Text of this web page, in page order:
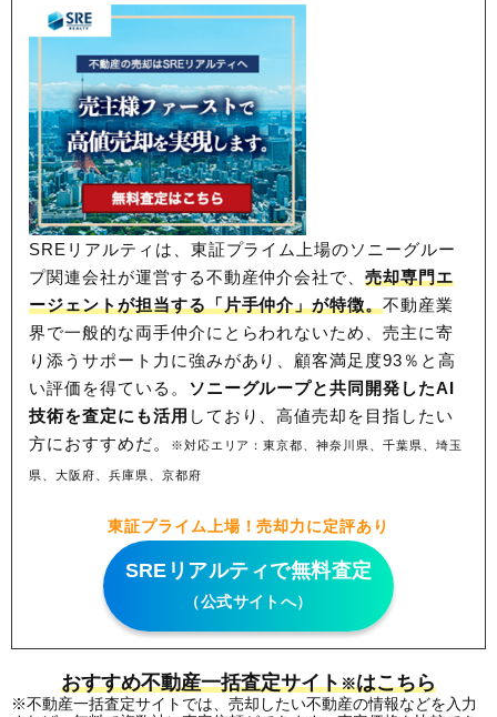
SREリアルティは、東証プライム上場のソニーグルー
プ関連会社が運営する不動産仲介会社で、売却専門エ
ージェントが担当する「片手仲介」が特徴。不動産業
界で一般的な両手仲介にとらわれないため、売主に寄
り添うサポート力に強みがあり、顧客満足度93％と高
い評価を得ている。 ソニーグループと共同開発したAI
技術を査定にも活用 しており、高値売却を目指したい
方におすすめだ。
※対応エリア：東京都、神奈川県、千葉県、埼玉
県、大阪府、兵庫県、京都府
東証プライム上場！売却力に定評あり
SREリアルティで無料査定
（公式サイトへ）
おすすめ不動産一括査定サイト※はこちら
※不動産一括査定サイトでは、売却したい不動産の情報などを入力